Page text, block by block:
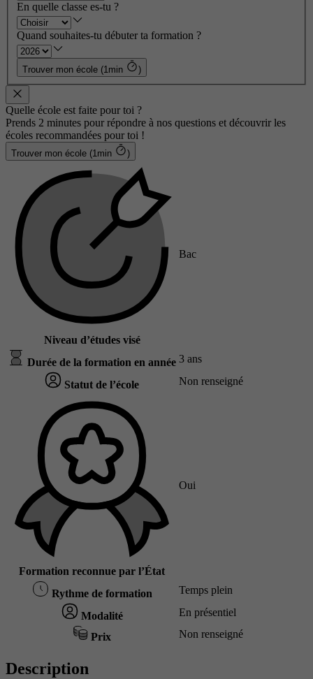
En quelle classe es-tu ?
Quand souhaites-tu débuter ta formation ?
Trouver mon école (1min )
Quelle école est faite pour toi ?
Prends 2 minutes pour répondre à nos questions et découvrir les
écoles recommandées pour toi !
Trouver mon école (1min )
Niveau d’études visé
Bac
Durée de la formation en année 3 ans
Statut de l’école Non renseigné
Formation reconnue par l’État
Oui
Rythme de formation Temps plein
Modalité En présentiel
Prix Non renseigné
Description